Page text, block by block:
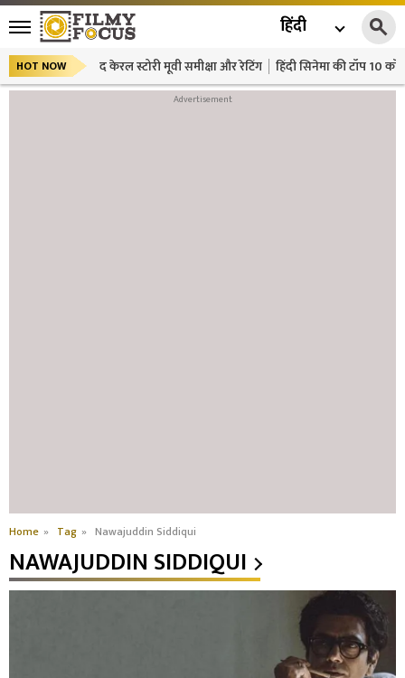
हिंदी
HOT NOW द केरल स्टोरी मूवी समीक्षा और रेटिंग हिंदी सिनेमा की टॉप 10
Home » Tag » Nawajuddin Siddiqui
NAWAJUDDIN SIDDIQUI